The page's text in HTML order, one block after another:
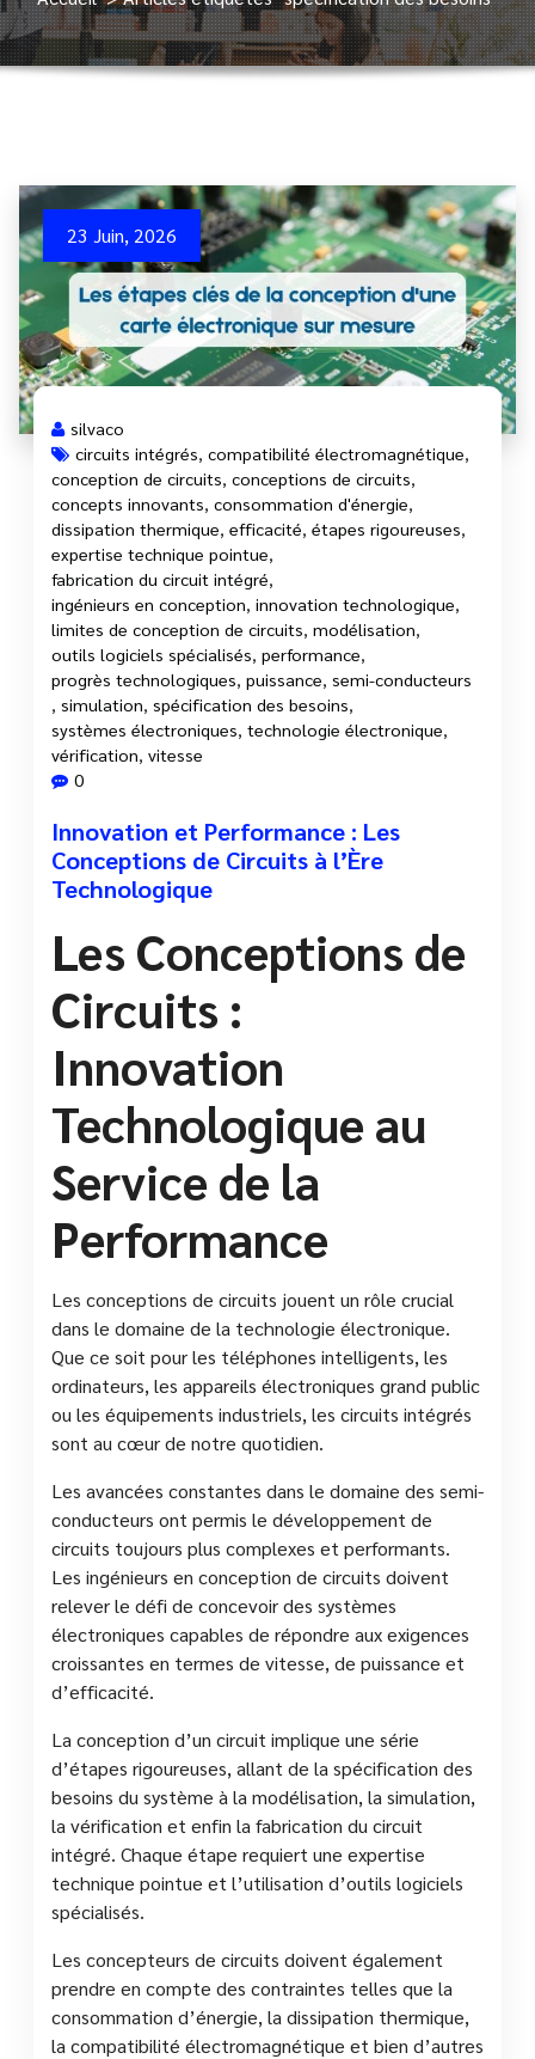
23 Juin, 2026
silvaco
circuits intégrés compatibilité électromagnétique
conception de circuits conceptions de circuits
concepts innovants consommation d'énergie
dissipation thermique efficacité étapes rigoureuses
expertise technique pointue
fabrication du circuit intégré
ingénieurs en conception innovation technologique
limites de conception de circuits modélisation
outils logiciels spécialisés performance
progrès technologiques puissance semi-conducteurs
simulation spécification des besoins
systèmes électroniques technologie électronique
vérification vitesse
0
Innovation et Performance : Les
Conceptions de Circuits à l’Ère
Technologique
Les Conceptions de
Circuits :
Innovation
Technologique au
Service de la
Performance
Les conceptions de circuits jouent un rôle crucial
dans le domaine de la technologie électronique.
Que ce soit pour les téléphones intelligents, les
ordinateurs, les appareils électroniques grand public
ou les équipements industriels, les circuits intégrés
sont au cœur de notre quotidien.
Les avancées constantes dans le domaine des semi-
conducteurs ont permis le développement de
circuits toujours plus complexes et performants.
Les ingénieurs en conception de circuits doivent
relever le défi de concevoir des systèmes
électroniques capables de répondre aux exigences
croissantes en termes de vitesse, de puissance et
d’efficacité.
La conception d’un circuit implique une série
d’étapes rigoureuses, allant de la spécification des
besoins du système à la modélisation, la simulation,
la vérification et enfin la fabrication du circuit
intégré. Chaque étape requiert une expertise
technique pointue et l’utilisation d’outils logiciels
spécialisés.
Les concepteurs de circuits doivent également
prendre en compte des contraintes telles que la
consommation d’énergie, la dissipation thermique,
la compatibilité électromagnétique et bien d’autres